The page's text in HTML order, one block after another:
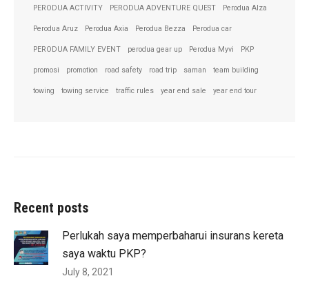
PERODUA ACTIVITY PERODUA ADVENTURE QUEST Perodua Alza
Perodua Aruz Perodua Axia Perodua Bezza Perodua car
PERODUA FAMILY EVENT perodua gear up Perodua Myvi PKP
promosi promotion road safety road trip saman team building
towing towing service traffic rules year end sale year end tour
Recent posts
Perlukah saya memperbaharui insurans kereta
saya waktu PKP?
July 8, 2021